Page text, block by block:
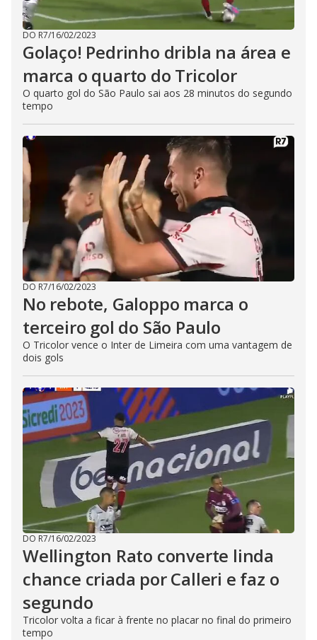
DO R7/16/02/2023
Golaço! Pedrinho dribla na área e
marca o quarto do Tricolor
O quarto gol do São Paulo sai aos 28 minutos do segundo
tempo
DO R7/16/02/2023
No rebote, Galoppo marca o
terceiro gol do São Paulo
O Tricolor vence o Inter de Limeira com uma vantagem de
dois gols
DO R7/16/02/2023
Wellington Rato converte linda
chance criada por Calleri e faz o
segundo
Tricolor volta a ficar à frente no placar no final do primeiro
tempo